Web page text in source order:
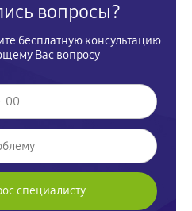
вопросы?
бесплатную консультацию
Вас вопросу